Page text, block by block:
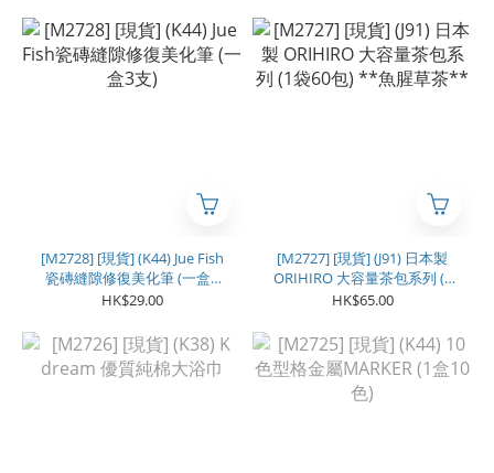
[M2728] [現貨] (K44) Jue Fish
瓷磚縫隙修復美化筆 (一盒3
支)
HK$29.00
[M2727] [現貨] (J91) 日本製
ORIHIRO 大容量茶包系列 (1
袋60包) **魚腥草茶**
HK$65.00